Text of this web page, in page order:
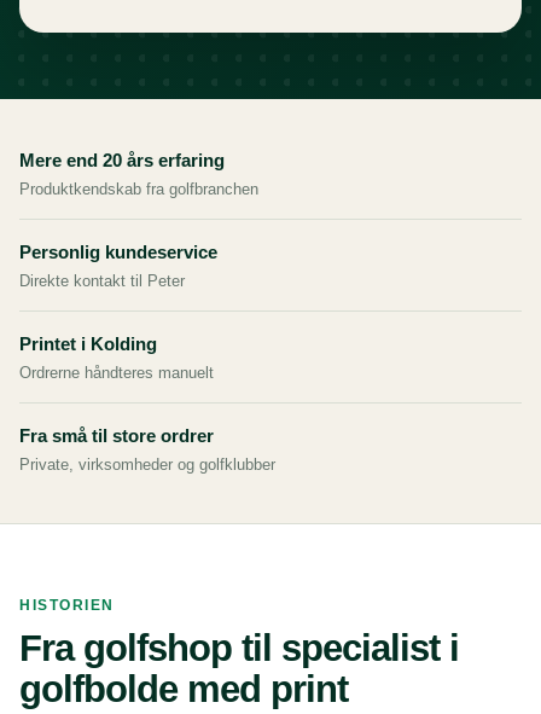
Mere end 20 års erfaring
Produktkendskab fra golfbranchen
Personlig kundeservice
Direkte kontakt til Peter
Printet i Kolding
Ordrerne håndteres manuelt
Fra små til store ordrer
Private, virksomheder og golfklubber
HISTORIEN
Fra golfshop til specialist i
golfbolde med print